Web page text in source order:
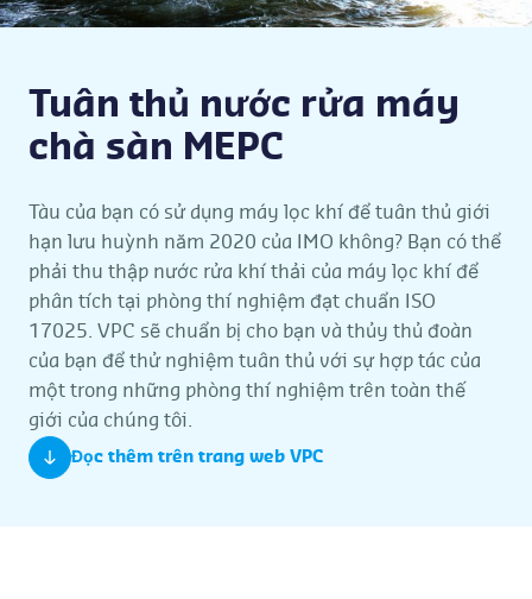
Tuân thủ nước rửa máy
chà sàn MEPC
Tàu của bạn có sử dụng máy lọc khí để tuân thủ giới
hạn lưu huỳnh năm 2020 của IMO không? Bạn có thể
phải thu thập nước rửa khí thải của máy lọc khí để
phân tích tại phòng thí nghiệm đạt chuẩn ISO
17025. VPC sẽ chuẩn bị cho bạn và thủy thủ đoàn
của bạn để thử nghiệm tuân thủ với sự hợp tác của
một trong những phòng thí nghiệm trên toàn thế
giới của chúng tôi.
Đọc thêm trên trang web VPC